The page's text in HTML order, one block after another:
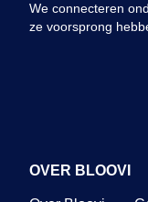
We connecteren
ze voorsprong
OVER BLOOVI